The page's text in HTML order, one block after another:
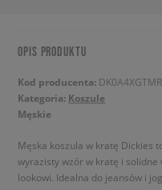
OPIS PRODUKTU
Kod producenta:
Kategoria: Koszule
Męskie
Męska koszula w kratę Dickies
wyrazisty wzór w kratę i
lookowi. Idealna do jeansów i